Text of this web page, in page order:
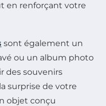
en renforçant votre
sont également un
ou un album photo
des souvenirs
surprise de votre
objet conçu